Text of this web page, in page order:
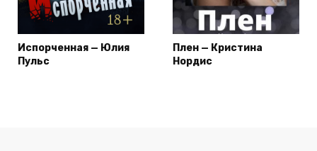
Испорченная — Юлия
Пульс
Плен — Кристина
Нордис